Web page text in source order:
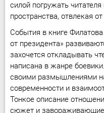
силой погружать
пространства, отвлекая
События в книге
от президента»
захочется откладывать
написана в жанре
своими размышлениями
современности и
Тонкое описание
сюжет и